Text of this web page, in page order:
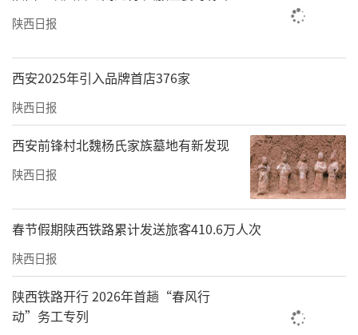
陕西日报
西安2025年引入品牌首店376家
陕西日报
西安前锋村北魏杨氏家族墓地有新发现
陕西日报
春节假期陕西铁路累计发送旅客410.6万人次
陕西日报
陕西铁路开行 2026年首趟“春风行
动”务工专列